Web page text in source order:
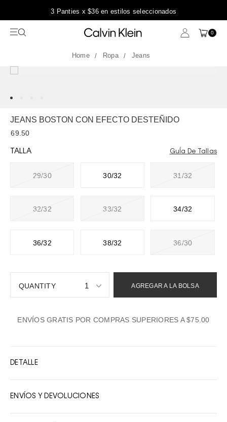
3 Panties x $36 en estilos seleccionados
0
Ropa Jeans
JEANS BOSTON CON EFECTO DESTEÑIDO
69.50
TALLA
29/30 30/32 31/32
32/32 33/32 34/32
36/32 38/32 36/30
GuÍa De Tallas
1
2
AGREGAR A LA BOLSA
ENVÍOS GRATIS POR COMPRAS SUPERIORES A $75.00
DETALLE
ENVÍOS Y DEVOLUCIONES